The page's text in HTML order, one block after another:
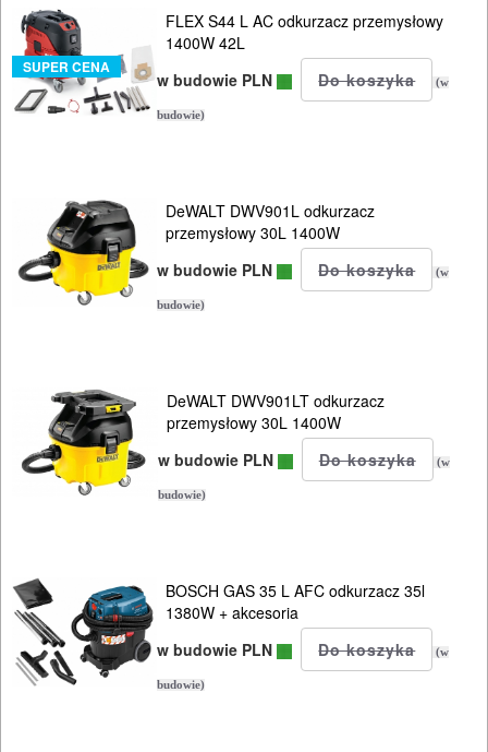
taśmowe
pistolety
elektryczne
PROXXON
przecinarki
radia
satyniarki
strugi,
heble
szlifierki
kątowe
SUPER CENA
FLEX S44 L AC odkurzacz przemysłowy
1400W 42L
w budowie PLN
(w
budowie)
DeWALT DWV901L odkurzacz
przemysłowy 30L 1400W
w budowie PLN
(w
budowie)
DeWALT DWV901LT odkurzacz
przemysłowy 30L 1400W
w budowie PLN
(w
budowie)
BOSCH GAS 35 L AFC odkurzacz 35l
1380W + akcesoria
w budowie PLN
(w
budowie)